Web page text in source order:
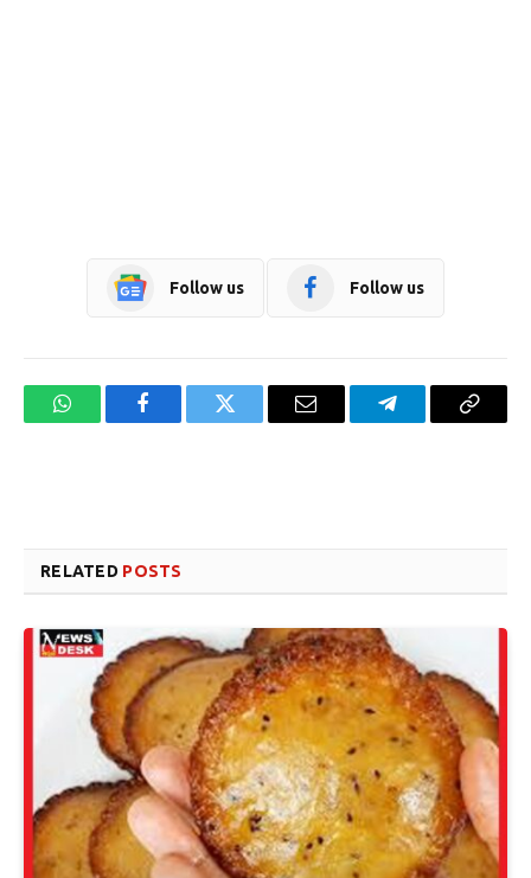
Follow us Follow us
WhatsAppFacebookTwitter Email TelegramCopy
RELATED POSTS